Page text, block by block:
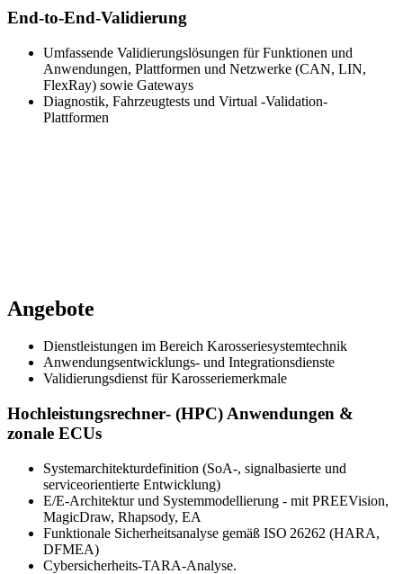
End-to-End-Validierung
Umfassende Validierungslösungen für Funktionen und
Anwendungen, Plattformen und Netzwerke (CAN, LIN,
FlexRay) sowie Gateways
Diagnostik, Fahrzeugtests und Virtual ‑Validation‑
Plattformen
Angebote
Dienstleistungen im Bereich Karosseriesystemtechnik
Anwendungsentwicklungs- und Integrationsdienste
Validierungsdienst für Karosseriemerkmale
Hochleistungsrechner‑ (HPC) Anwendungen &
zonale ECUs
Systemarchitekturdefinition (SoA‑, signalbasierte und
serviceorientierte Entwicklung)
E/E‑Architektur und Systemmodellierung - mit PREEVision,
MagicDraw, Rhapsody, EA
Funktionale Sicherheitsanalyse gemäß ISO 26262 (HARA,
DFMEA)
Cybersicherheits-TARA-Analyse.